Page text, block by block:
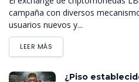
campaña con diversos
usuarios nuevos y...
LEER MÁS
¿Piso